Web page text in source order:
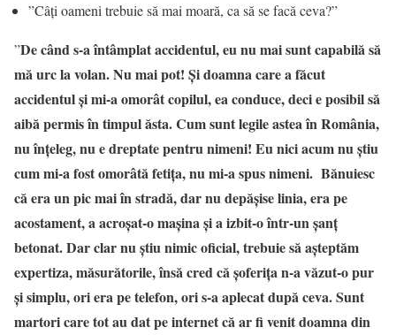
”Câți oameni trebuie să mai moară, ca să se facă ceva?”
”De când s-a întâmplat accidentul, eu nu mai sunt capabilă să
mă urc la volan. Nu mai pot! Și doamna care a făcut
accidentul și mi-a omorât copilul, ea conduce, deci e posibil să
aibă permis în timpul ăsta. Cum sunt legile astea în România,
nu înțeleg, nu e dreptate pentru nimeni! Eu nici acum nu știu
cum mi-a fost omorâtă fetița, nu mi-a spus nimeni. Bănuiesc
că era un pic mai în stradă, dar nu depășise linia, era pe
acostament, a acroșat-o mașina și a izbit-o într-un șanț
betonat. Dar clar nu știu nimic oficial, trebuie să așteptăm
expertiza, măsurătorile, însă cred că șoferița n-a văzut-o pur
și simplu, ori era pe telefon, ori s-a aplecat după ceva. Sunt
martori care tot au dat pe internet că ar fi venit doamna din